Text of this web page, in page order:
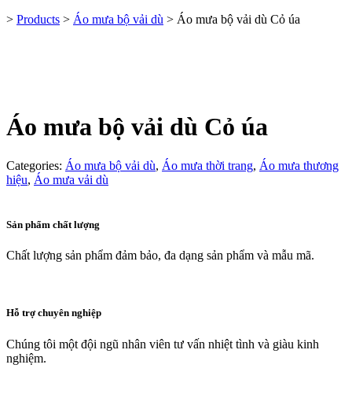
> Products > Áo mưa bộ vải dù > Áo mưa bộ vải dù Cỏ úa
Áo mưa bộ vải dù Cỏ úa
Categories: Áo mưa bộ vải dù, Áo mưa thời trang, Áo mưa thương
hiệu, Áo mưa vải dù
Sản phẩm chất lượng
Chất lượng sản phẩm đảm bảo, đa dạng sản phẩm và mẫu mã.
Hỗ trợ chuyên nghiệp
Chúng tôi một đội ngũ nhân viên tư vấn nhiệt tình và giàu kinh
nghiệm.